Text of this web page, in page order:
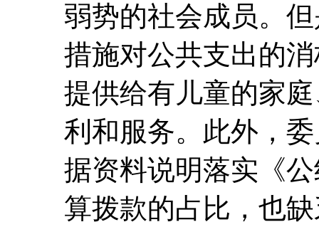
弱势的社会成员。
措施对公共支出的
提供给有儿童的家
利和服务。此外，
据资料说明落实《
算拨款的占比，也